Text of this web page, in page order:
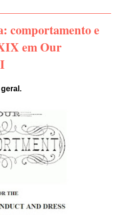
comportamento e
em Our